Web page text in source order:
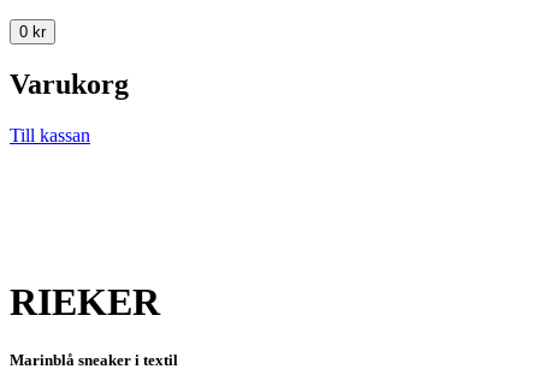
0 kr
Varukorg
Till kassan
RIEKER
Marinblå sneaker i textil